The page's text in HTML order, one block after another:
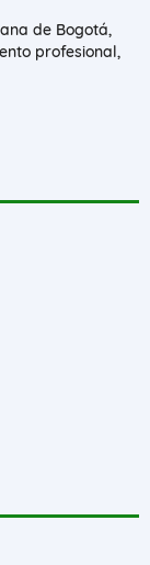
de Bogotá,
profesional,